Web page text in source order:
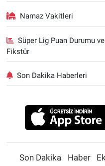
Namaz Vakitleri
Süper Lig Puan Durumu ve
Fikstür
Son Dakika Haberleri
Son Dakika Haber